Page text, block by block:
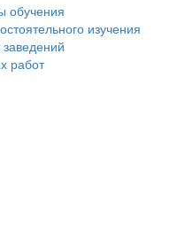
обучения
изучения
работ